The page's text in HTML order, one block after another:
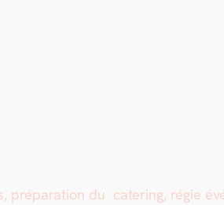
pré­pa­ra­tion du cater­ing, régie